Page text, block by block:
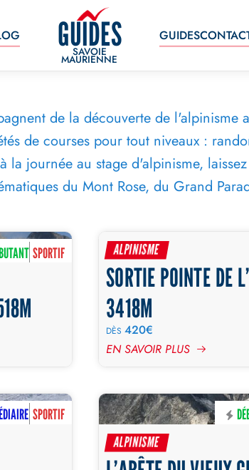
GUIDES
SAVOIE
MAURIENNE
GUIDES
de la découverte de l'alpinisme
de courses pour tout niveaux :
la journée au stage d'alpinisme,
du Mont Rose, du Grand
SPORTIF
ALPINISME
SORTIE POINTE DE
3418M
DÈS420€
EN SAVOIR PLUS
SPORTIF
ALPINISME